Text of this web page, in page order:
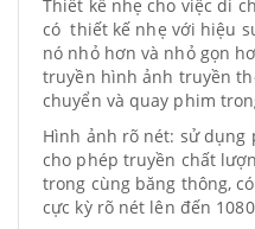
Thiết kế nhẹ cho việc di
có thiết kế nhẹ với hiệu
nó nhỏ hơn và nhỏ gọn
truyền hình ảnh truyền
chuyển và quay phim
Hình ảnh rõ nét: sử dụng
cho phép truyền chất
trong cùng băng thông,
cực kỳ rõ nét lên đến